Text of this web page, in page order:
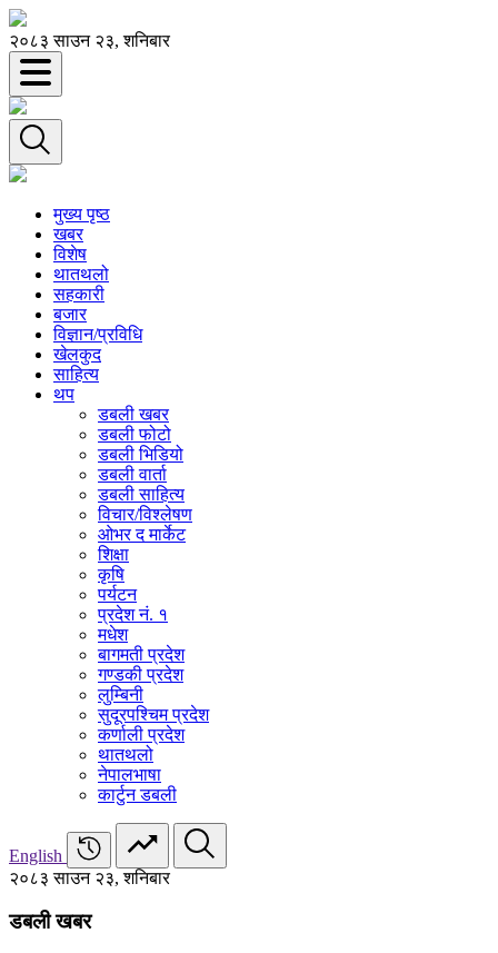
२०८३ साउन २३, शनिबार
मुख्य पृष्ठ
खबर
विशेष
थातथलो
सहकारी
बजार
विज्ञान/प्रविधि
खेलकुद
साहित्य
थप
डबली खबर
डबली फोटो
डबली भिडियो
डबली वार्ता
डबली साहित्य
विचार/विश्‍लेषण
ओभर द मार्केट
शिक्षा
कृषि
पर्यटन
प्रदेश नं. १
मधेश
बागमती प्रदेश
गण्डकी प्रदेश
लुम्बिनी
सुदूरपश्चिम प्रदेश
कर्णाली प्रदेश
थातथलो
नेपालभाषा
कार्टुन डबली
English
२०८३ साउन २३, शनिबार
डबली खबर